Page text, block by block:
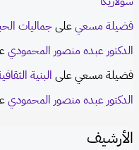
فضيلة مسعيعلىجماليات
الدكتور عبده منصور المحمودي
فضيلة مسعيعلى البنية
الدكتور عبده منصور المحمودي
الأرشيف